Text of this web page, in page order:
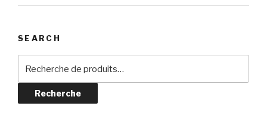
SEARCH
Recherche